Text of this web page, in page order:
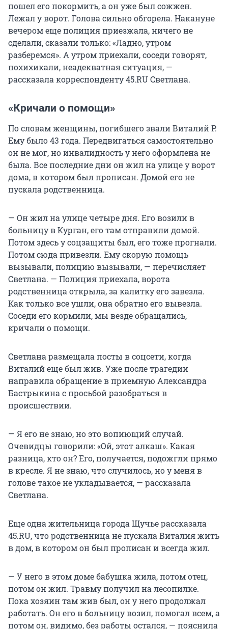
пошел его покормить, а он уже был сожжен.
Лежал у ворот. Голова сильно обгорела. Накануне
вечером еще полиция приезжала, ничего не
сделали, сказали только: «Ладно, утром
разберемся». А утром приехали, соседи говорят,
похихикали, неадекватная ситуация, —
рассказала корреспонденту 45.RU Светлана.
«Кричали о помощи»
По словам женщины, погибшего звали Виталий Р.
Ему было 43 года. Передвигаться самостоятельно
он не мог, но инвалидность у него оформлена не
была. Все последние дни он жил на улице у ворот
дома, в котором был прописан. Домой его не
пускала родственница.
— Он жил на улице четыре дня. Его возили в
больницу в Курган, его там отправили домой.
Потом здесь у соцзащиты был, его тоже прогнали.
Потом сюда привезли. Ему скорую помощь
вызывали, полицию вызывали, — перечисляет
Светлана. — Полиция приехала, ворота
родственница открыла, за калитку его завезла.
Как только все ушли, она обратно его вывезла.
Соседи его кормили, мы везде обращались,
кричали о помощи.
Светлана размещала посты в соцсети, когда
Виталий еще был жив. Уже после трагедии
направила обращение в приемную Александра
Бастрыкина с просьбой разобраться в
происшествии.
— Я его не знаю, но это вопиющий случай.
Очевидцы говорили: «Ой, этот алкаш». Какая
разница, кто он? Его, получается, подожгли прямо
в кресле. Я не знаю, что случилось, но у меня в
голове такое не укладывается, — рассказала
Светлана.
Еще одна жительница города Щучье рассказала
45.RU, что родственница не пускала Виталия жить
в дом, в котором он был прописан и всегда жил.
— У него в этом доме бабушка жила, потом отец,
потом он жил. Травму получил на лесопилке.
Пока хозяин там жив был, он у него продолжал
работать. Он его в больницу возил, помогал всем, а
потом он, видимо, без работы остался, — пояснила